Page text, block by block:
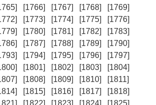
[1766] [1767] [1768]
[1769]
[1773] [1774] [1775]
[1776]
[1780] [1781] [1782]
[1783]
[1787] [1788] [1789]
[1790]
[1794] [1795] [1796]
[1797]
[1801] [1802] [1803]
[1804]
[1808] [1809] [1810]
[1811]
[1815] [1816] [1817]
[1818]
[1822] [1823] [1824]
[1825]